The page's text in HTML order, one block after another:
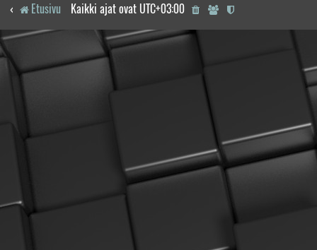
Etusivu Kaikki ajat ovat UTC+03:00